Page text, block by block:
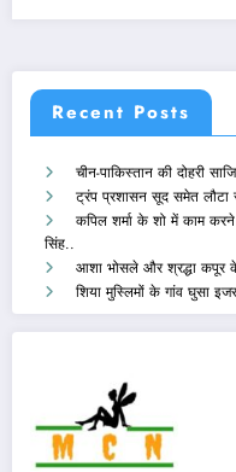
Recent Posts
चीन-पाकिस्तान की दोहरी
ट्रंप प्रशासन सूद समेत लौटा
कपिल शर्मा के शो में काम
सिंह..
आशा भोसले और श्रद्धा कपूर
शिया मुस्लिमों के गांव घुसा